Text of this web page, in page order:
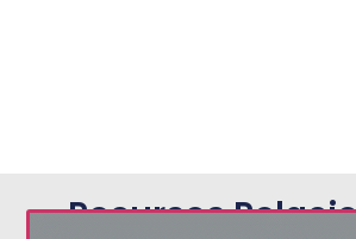
Recursos